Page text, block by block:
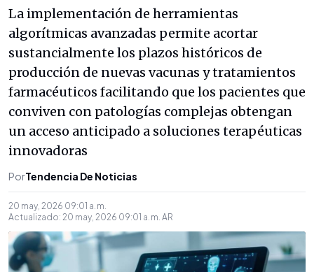
La implementación de herramientas
algorítmicas avanzadas permite acortar
sustancialmente los plazos históricos de
producción de nuevas vacunas y tratamientos
farmacéuticos facilitando que los pacientes que
conviven con patologías complejas obtengan
un acceso anticipado a soluciones terapéuticas
innovadoras
PorTendencia De Noticias
20 may, 2026 09:01 a. m.
Actualizado: 20 may, 2026 09:01 a. m. AR